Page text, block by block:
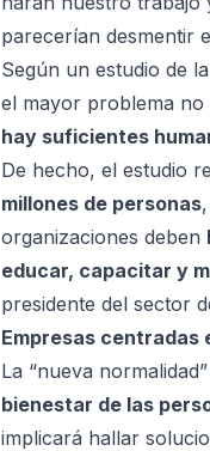
parecerían desmentir
Según un estudio de
el mayor problema no
hay suficientes
De hecho, el estudio
millones de personas
organizaciones deben
educar, capacitar y
presidente del sector
Empresas centradas
La “nueva
bienestar de las
implicará hallar